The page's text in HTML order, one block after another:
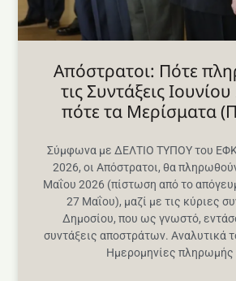
Aπόστρατοι: Πότε
τις Συντάξεις
πότε τα Μερίσματα
Σύμφωνα με ΔΕΛΤΙΟ ΤΥΠΟΥ του
2026, οι Απόστρατοι, θα
Μαΐου 2026 (πίστωση από το
27 Μαΐου), μαζί με τις κύριες
Δημοσίου, που ως γνωστό,
συντάξεις αποστράτων. Αναλυτικά
Ημερομηνίες